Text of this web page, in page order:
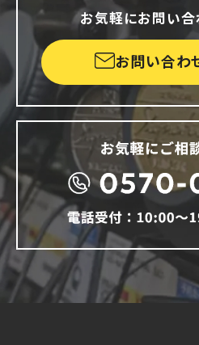
お気軽にお問い
お問い合わ